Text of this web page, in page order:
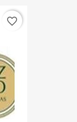
favorite_border